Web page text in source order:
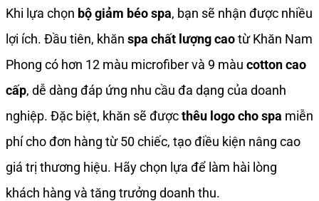
Khi lựa chọn bộ giảm béo spa, bạn sẽ nhận được nhiều
lợi ích. Đầu tiên, khăn spa chất lượng caotừ Khăn Nam
Phong có hơn 12 màu microfiber và 9 màu cotton cao
cấp, dễ dàng đáp ứng nhu cầu đa dạng của doanh
nghiệp. Đặc biệt, khăn sẽ đượcthêu logo cho spa miễn
phí cho đơn hàng từ 50 chiếc, tạo điều kiện nâng cao
giá trị thương hiệu. Hãy chọn lựa để làm hài lòng
khách hàng và tăng trưởng doanh thu.